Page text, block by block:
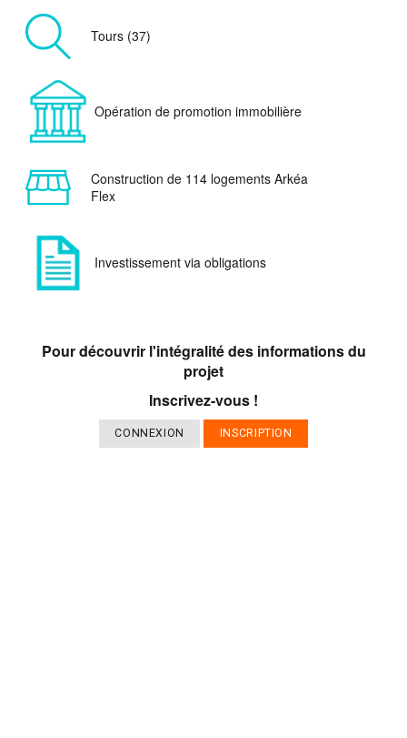
Tours (37)
Opération de promotion immobilière
Construction de 114 logements Arkéa
Flex
Investissement via obligations
Pour découvrir l'intégralité des informations du
projet
Inscrivez-vous !
CONNEXION INSCRIPTION